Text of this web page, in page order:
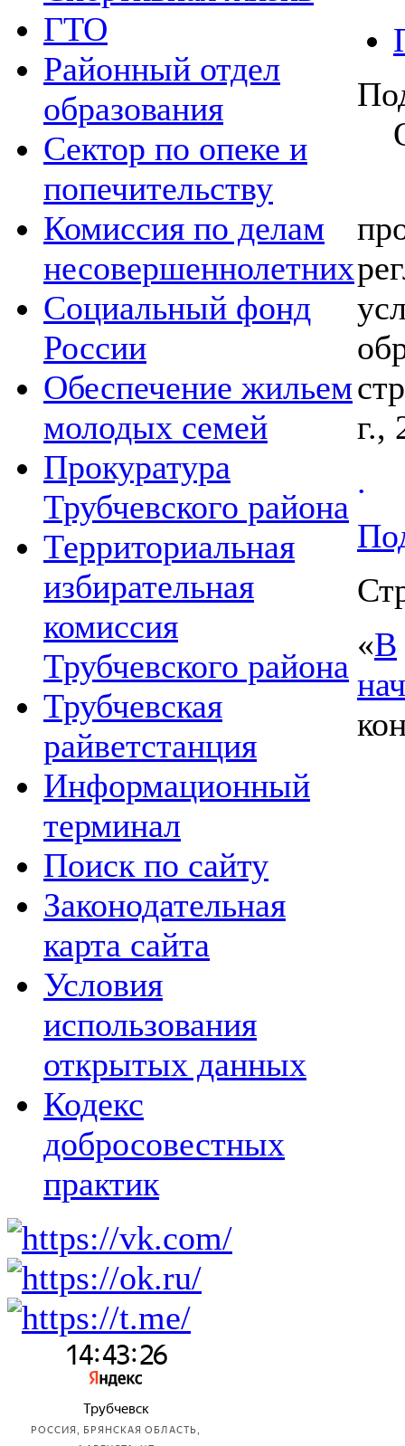
ГТО
Районный отдел
образования
Сектор по опеке и
попечительству
Комиссия по делам
несовершеннолетних
Социальный фонд
России
Обеспечение жильем
молодых семей
Прокуратура
Трубчевского района
Территориальная
избирательная
комиссия
Трубчевского района
Трубчевская
райветстанция
Информационный
терминал
Поиск по сайту
Законодательная
карта сайта
Условия
использования
открытых данных
Кодекс
добросовестных
практик
г.,
.
«В